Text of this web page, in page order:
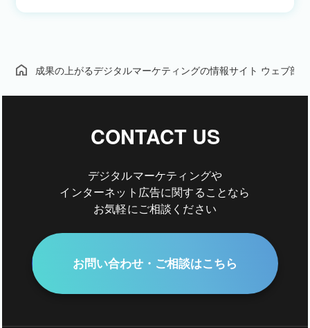
成果の上がるデジタルマーケティングの情報サイト ウェブ部
CONTACT US
デジタルマーケティングや
インターネット広告に関することなら
お気軽にご相談ください
お問い合わせ・ご相談はこちら